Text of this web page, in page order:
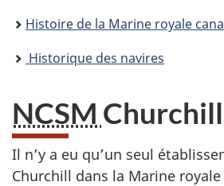
Histoire de la Marine royale
Historique des navires
NCSM Churchill
Il n’y a eu qu’un seul
Churchill dans la Marine